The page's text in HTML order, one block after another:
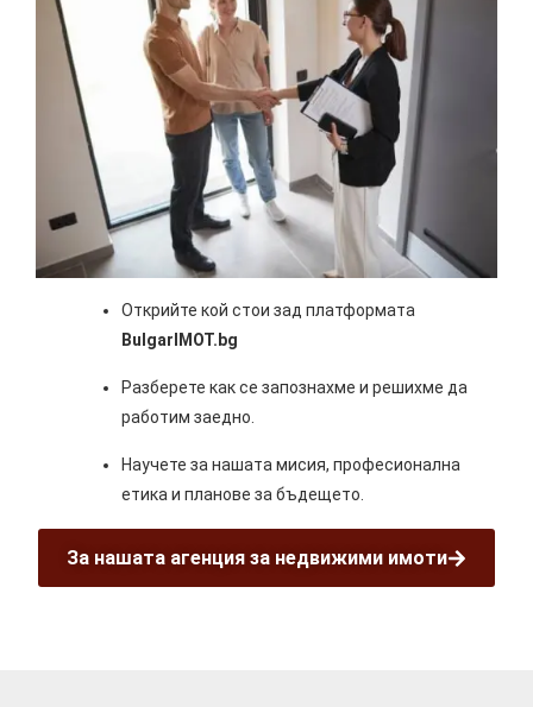
Открийте кой стои зад платформата
BulgarIMOT.bg
Разберете как се запознахме и решихме да
работим заедно.
Научете за нашата мисия, професионална
етика и планове за бъдещето.
За нашата агенция за недвижими имоти